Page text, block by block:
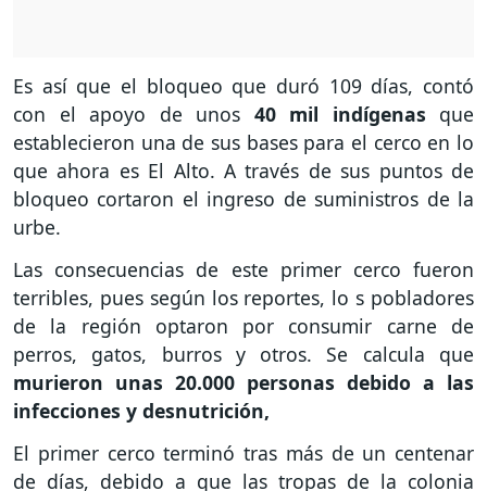
Es así que el bloqueo que duró 109 días, contó
con el apoyo de unos 40 mil indígenas que
establecieron una de sus bases para el cerco en lo
que ahora es El Alto. A través de sus puntos de
bloqueo cortaron el ingreso de suministros de la
urbe.
Las consecuencias de este primer cerco fueron
terribles, pues según los reportes, lo s pobladores
de la región optaron por consumir carne de
perros, gatos, burros y otros. Se calcula que
murieron unas 20.000 personas debido a las
infecciones y desnutrición,
El primer cerco terminó tras más de un centenar
de días, debido a que las tropas de la colonia